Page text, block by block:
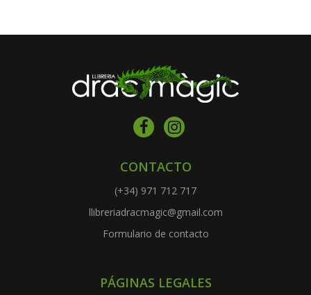
CONTACTO
(+34) 971 712 717
llibreriadracmagic@gmail.com
Formulario de contacto
PÁGINAS LEGALES